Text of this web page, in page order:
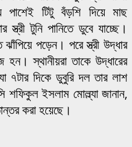
টিটু বঁড়শি দিয়ে মাছ
টুনি পানিতে ডুবে যাচ্ছে।
ঝাঁপিয়ে পড়েন। পরে স্ত্রী উদ্ধার
হন। স্থানীয়রা তাকে উদ্ধারের
৭টার দিকে ডুবুরি দল তার লাশ
শফিকুল ইসলাম মোল্ল্যা জানান,
করা হয়েছে।